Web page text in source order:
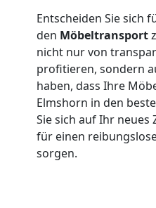
Entscheiden Sie sich
den Möbeltransport
nicht nur von
profitieren, sondern
haben, dass Ihre
Elmshorn in den
Sie sich auf Ihr
für einen
sorgen.
Leonding
Qualitäts-
Umzüge
Leonding